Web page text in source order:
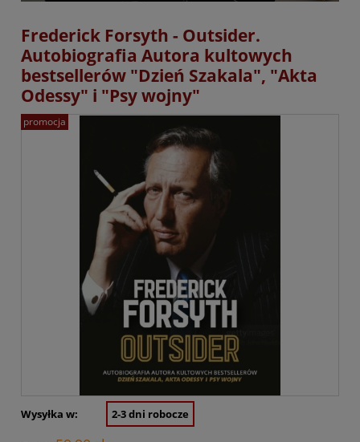
Frederick Forsyth - Outsider.
Autobiografia Autora kultowych
bestsellerów "Dzień Szakala", "Akta
Odessy" i "Psy wojny"
promocja
Wysyłka w: 2-3 dni robocze